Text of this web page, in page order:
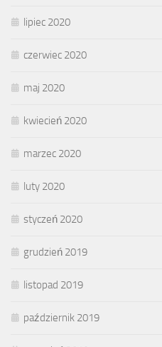
lipiec 2020
czerwiec 2020
maj 2020
kwiecień 2020
marzec 2020
luty 2020
styczeń 2020
grudzień 2019
listopad 2019
październik 2019